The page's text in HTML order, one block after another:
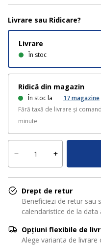
Livrare sau Ridicare?
Livrare
În stoc
Ridică din magazin
În stoc la 17magazine
Fără taxă de livrare și
minute
Drept de retur
Beneficiezi de retur sau
calendaristice de la data
Opțiuni flexibile de
Alege varianta de